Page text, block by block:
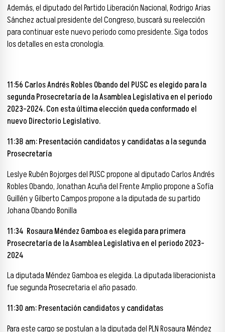
Además, el diputado del Partido Liberación Nacional, Rodrigo Arias
Sánchez actual presidente del Congreso, buscará su reelección
para continuar este nuevo periodo como presidente. Siga todos
los detalles en esta cronología.
11:56 Carlos Andrés Robles Obando del PUSC es elegido para la
segunda Prosecretaría de la Asamblea Legislativa en el periodo
2023-2024. Con esta última elección queda conformado el
nuevo Directorio Legislativo.
11:38 am: Presentación candidatos y candidatas a la segunda
Prosecretaría
Leslye Rubén Bojorges del PUSC propone al diputado Carlos Andrés
Robles Obando, Jonathan Acuña del Frente Amplio propone a Sofía
Guillén y Gilberto Campos propone a la diputada de su partido
Johana Obando Bonilla
11:34 Rosaura Méndez Gamboa es elegida para primera
Prosecretaría de la Asamblea Legislativa en el periodo 2023-
2024
La diputada Méndez Gamboa es elegida. La diputada liberacionista
fue segunda Prosecretaria el año pasado.
11:30 am: Presentación candidatos y candidatas
Para este cargo se postulan a la diputada del PLN Rosaura Méndez